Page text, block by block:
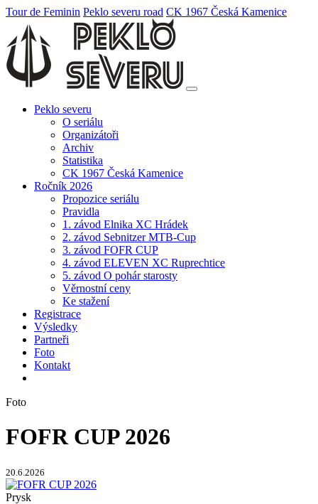
Tour de Feminin Peklo severu road CK 1967 Česká Kamenice
Peklo severu
O seriálu
Organizátoři
Archiv
Statistika
CK 1967 Česká Kamenice
Ročník 2026
Propozice seriálu
Pravidla
1. závod Elnika XC Hrádek
2. závod Sebnitzer MTB-Cup
3. závod FOFR CUP
4. závod ELEVEN XC Ruprechtice
5. závod O pohár starosty
Věrnostní ceny
Ke stažení
Registrace
Výsledky
Partneři
Foto
Kontakt
Foto
FOFR CUP 2026
20.6.2026
Prysk